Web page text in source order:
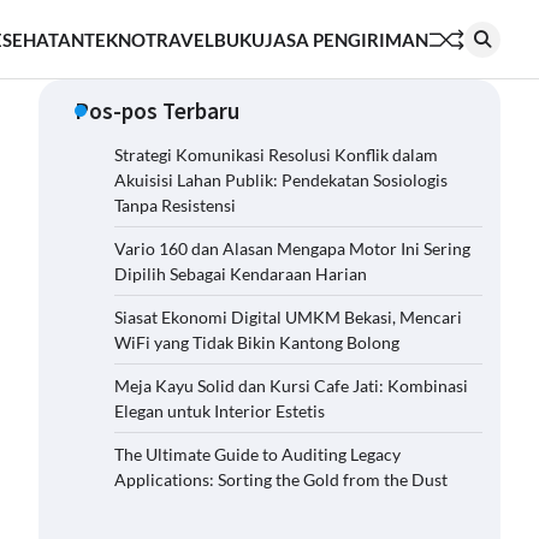
TEKNOTRAVEL BUKU JASA PENGIRIMAN
Pos-pos Terbaru
Strategi Komunikasi Resolusi Konflik dalam
Akuisisi Lahan Publik: Pendekatan Sosiologis
Tanpa Resistensi
Vario 160 dan Alasan Mengapa Motor Ini Sering
Dipilih Sebagai Kendaraan Harian
Siasat Ekonomi Digital UMKM Bekasi, Mencari
WiFi yang Tidak Bikin Kantong Bolong
Meja Kayu Solid dan Kursi Cafe Jati: Kombinasi
Elegan untuk Interior Estetis
The Ultimate Guide to Auditing Legacy
Applications: Sorting the Gold from the Dust